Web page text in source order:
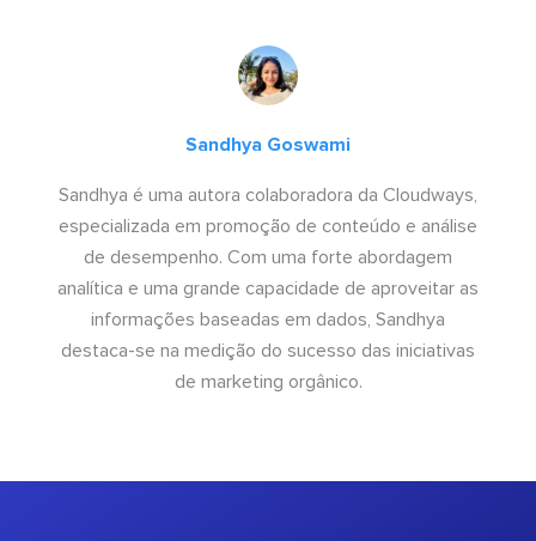
Sandhya Goswami
Sandhya é uma autora colaboradora da Cloudways,
especializada em promoção de conteúdo e análise
de desempenho. Com uma forte abordagem
analítica e uma grande capacidade de aproveitar as
informações baseadas em dados, Sandhya
destaca-se na medição do sucesso das iniciativas
de marketing orgânico.